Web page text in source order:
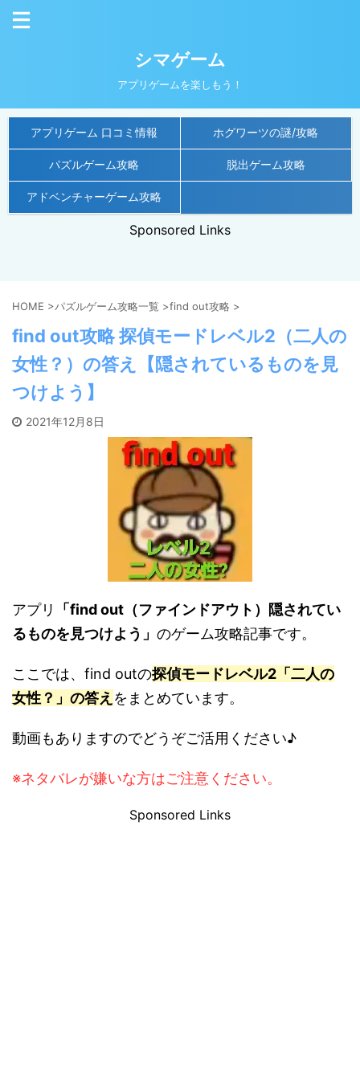
シマゲーム
アプリゲームを楽しもう！
アプリゲーム 口コミ情報 ホグワーツの謎/攻略
パズルゲーム攻略 脱出ゲーム攻略
アドベンチャーゲーム攻略
Sponsored Links
HOME >パズルゲーム攻略一覧 >find out攻略 >
find out攻略 探偵モードレベル2（二人の
女性？）の答え【隠されているものを見
つけよう】
2021年12月8日
アプリ
「find out（ファインドアウト）隠されてい
るものを見つけよう」 のゲーム攻略記事です。
ここでは、find outの探偵モードレベル2「二人の
女性？」の答え をまとめています。
動画もありますのでどうぞご活用ください♪
※ネタバレが嫌いな方はご注意ください。
Sponsored Links